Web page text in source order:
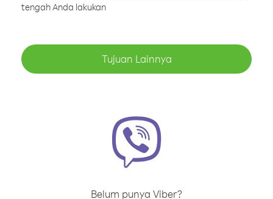
tengah Anda lakukan
Tujuan Lainnya
Belum punya Viber?